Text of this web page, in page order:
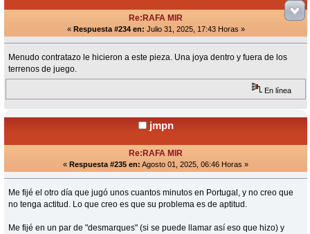
Re:RAFA MIR
« Respuesta #234 en: Julio 31, 2025, 17:43 Horas »
Menudo contratazo le hicieron a este pieza. Una joya dentro y fuera de los
terrenos de juego.
En línea
jmpn
Re:RAFA MIR
« Respuesta #235 en: Agosto 01, 2025, 06:46 Horas »
Me fijé el otro día que jugó unos cuantos minutos en Portugal, y no creo que
no tenga actitud. Lo que creo es que su problema es de aptitud.
Me fijé en un par de "desmarques" (si se puede llamar así eso que hizo) y